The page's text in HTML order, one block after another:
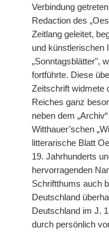
Verbindung
Redaction des
Zeitlang geleitet,
und künstlerischen
„Sonntagsblätter",
fortführte. Diese
Zeitschrift widmete
Reiches ganz
neben dem
Witthauer’schen
litterarische Blatt
19. Jahrhunderts
hervorragenden
Schriftthums auch
Deutschland
Deutschland im J.
durch persönlich